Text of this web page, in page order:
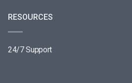
RESOURCES
24/7 Support